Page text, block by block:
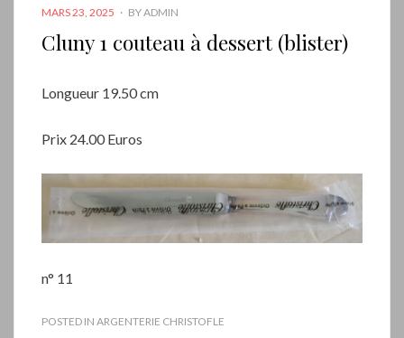
POSTED
MARS 23, 2025 BYADMIN
Cluny 1 couteau à dessert (blister)
Longueur 19.50 cm
Prix 24.00 Euros
n° 11
POSTED IN ARGENTERIE CHRISTOFLE